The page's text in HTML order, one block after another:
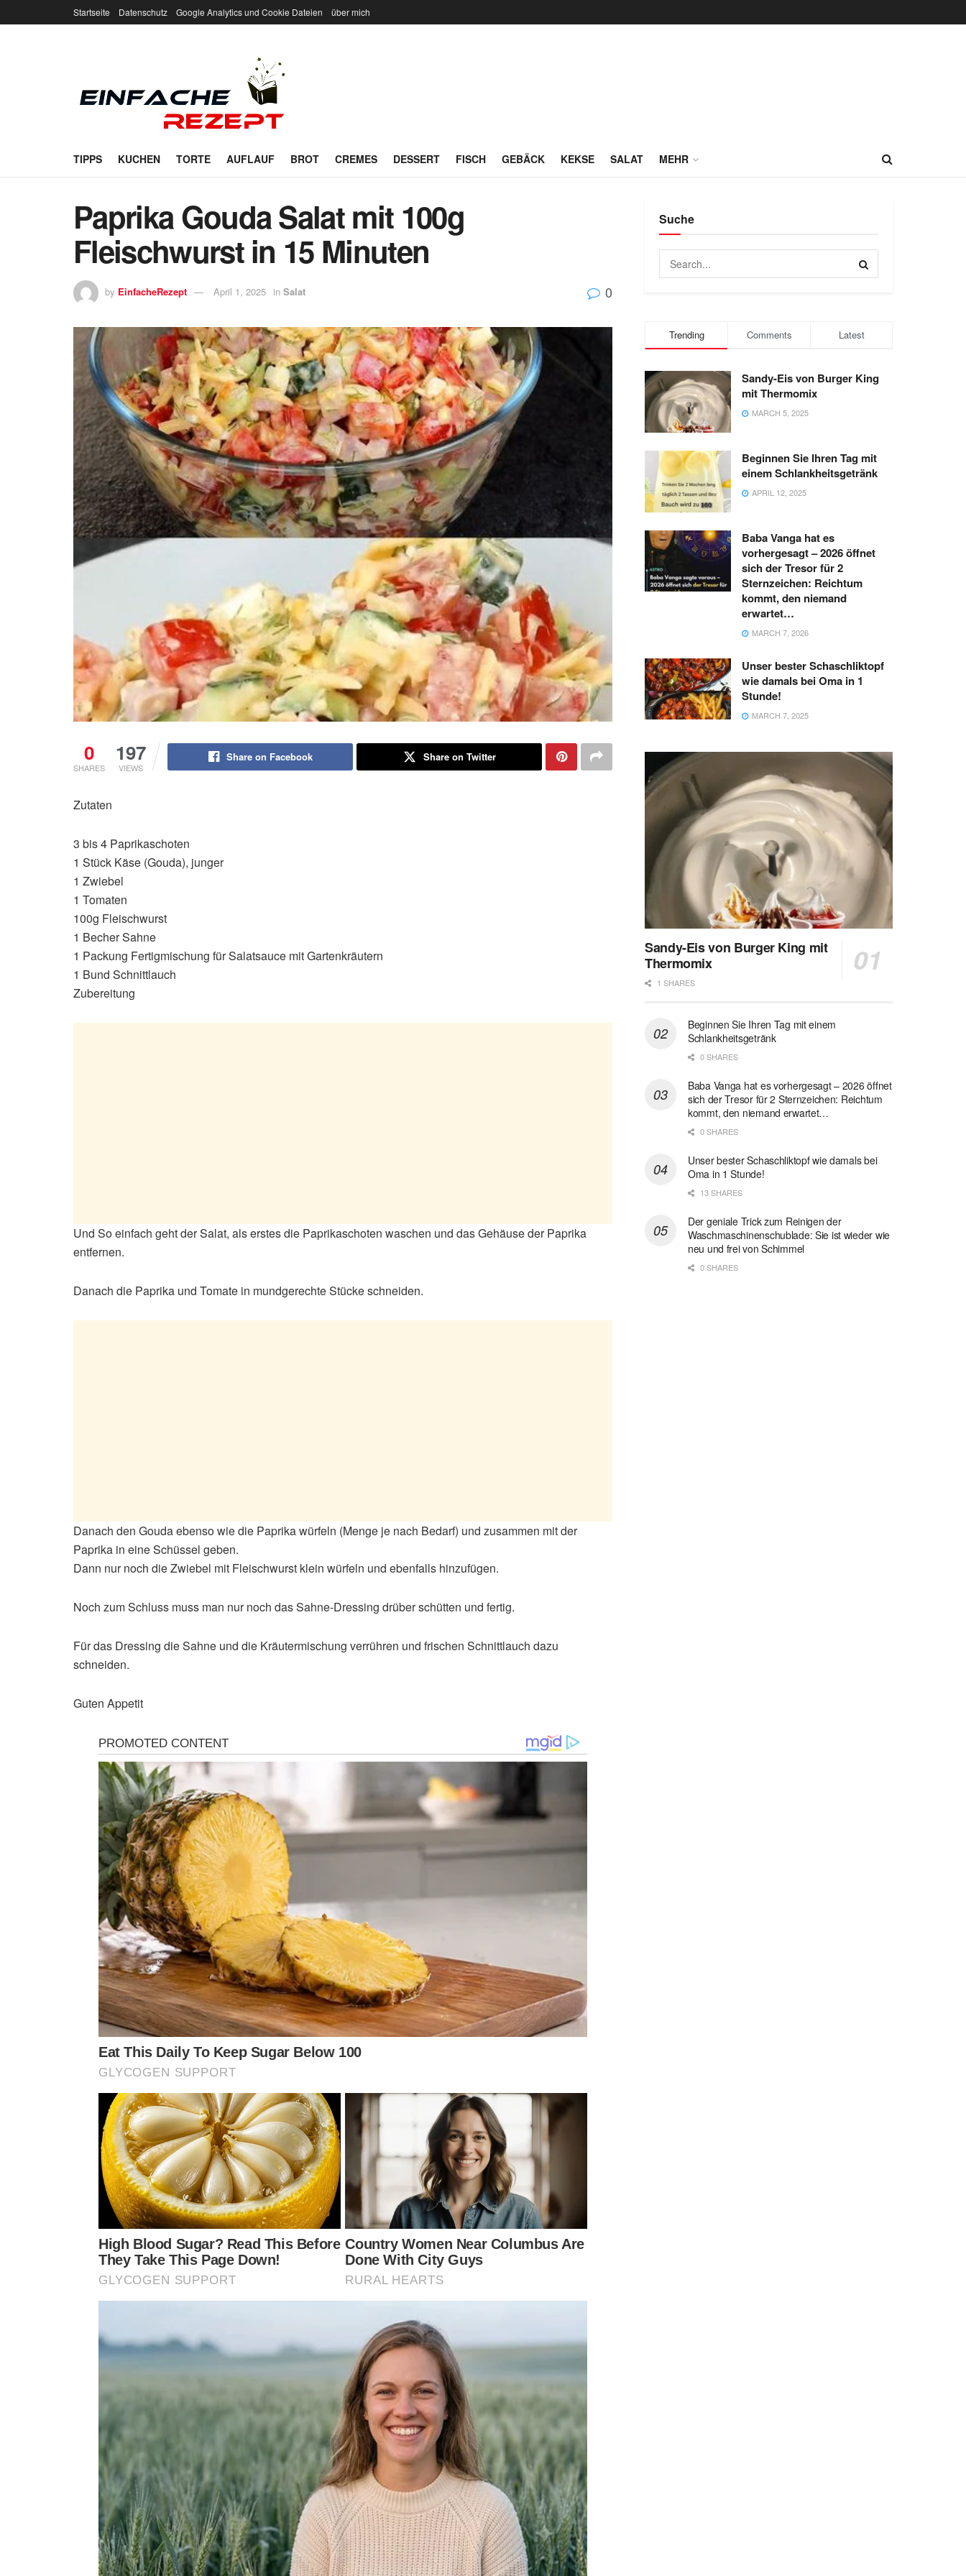
Startseite Datenschutz Google Analytics und Cookie Dateien über mich
TIPPS KUCHEN TORTE AUFLAUF BROT CREMES DESSERT FISCH GEBÄCK KEKSE SALAT MEHR
Paprika Gouda Salat mit 100g
Fleischwurst in 15 Minuten
by EinfacheRezept April 1, 2025 in Salat 0
0
SHARES
197
VIEWS
Share on Facebook Share on Twitter
Zutaten
3 bis 4 Paprikaschoten
1 Stück Käse (Gouda), junger
1 Zwiebel
1 Tomaten
100g Fleischwurst
1 Becher Sahne
1 Packung Fertigmischung für Salatsauce mit Gartenkräutern
1 Bund Schnittlauch
Zubereitung
Und So einfach geht der Salat, als erstes die Paprikaschoten waschen und das Gehäuse der Paprika
entfernen.
Danach die Paprika und Tomate in mundgerechte Stücke schneiden.
Danach den Gouda ebenso wie die Paprika würfeln (Menge je nach Bedarf) und zusammen mit der
Paprika in eine Schüssel geben.
Dann nur noch die Zwiebel mit Fleischwurst klein würfeln und ebenfalls hinzufügen.
Noch zum Schluss muss man nur noch das Sahne-Dressing drüber schütten und fertig.
Für das Dressing die Sahne und die Kräutermischung verrühren und frischen Schnittlauch dazu
schneiden.
Guten Appetit
Suche
Trending Comments Latest
Sandy-Eis von Burger King
mit Thermomix
MARCH 5, 2025
Beginnen Sie Ihren Tag mit
einem Schlankheitsgetränk
APRIL 12, 2025
Baba Vanga hat es
vorhergesagt – 2026 öffnet
sich der Tresor für 2
Sternzeichen: Reichtum
kommt, den niemand
erwartet…
MARCH 7, 2026
Unser bester Schaschliktopf
wie damals bei Oma in 1
Stunde!
MARCH 7, 2025
Sandy-Eis von Burger King mit
Thermomix
1 SHARES
Beginnen Sie Ihren Tag mit einem
Schlankheitsgetränk
0 SHARES
Baba Vanga hat es vorhergesagt – 2026 öffnet
sich der Tresor für 2 Sternzeichen: Reichtum
kommt, den niemand erwartet…
0 SHARES
Unser bester Schaschliktopf wie damals bei
Oma in 1 Stunde!
13 SHARES
Der geniale Trick zum Reinigen der
Waschmaschinenschublade: Sie ist wieder wie
neu und frei von Schimmel
0 SHARES